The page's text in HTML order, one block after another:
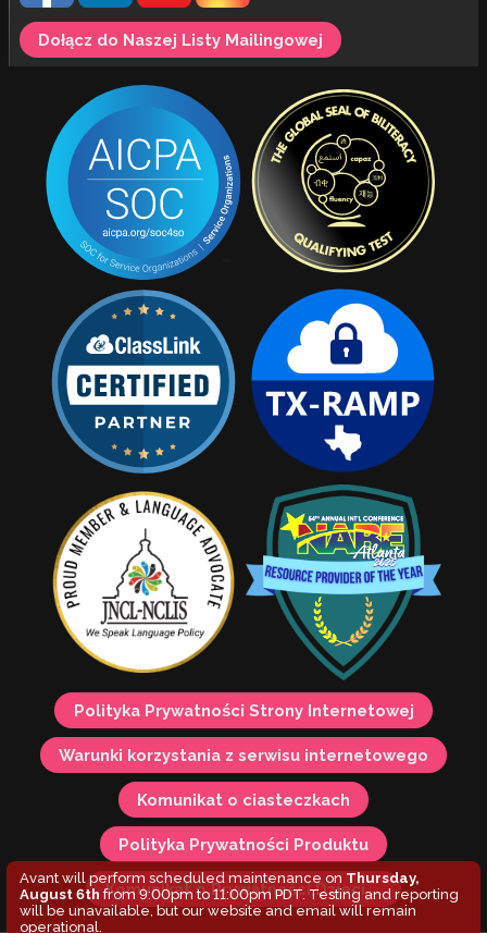
Dołącz do Naszej Listy Mailingowej
Polityka Prywatności Strony Internetowej
Warunki korzystania z serwisu internetowego
Komunikat o ciasteczkach
Polityka Prywatności Produktu
Komunikat o Prywatności Dzieci ...
Avant will perform scheduled maintenance on Thursday,
August 6th from 9:00pm to 11:00pm PDT. Testing and reporting
will be unavailable, but our website and email will remain
operational.